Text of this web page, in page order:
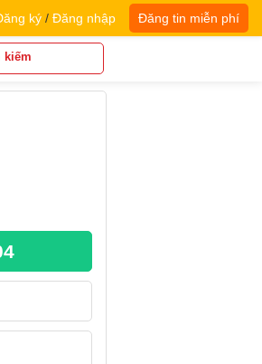
ký / Đăng nhập Đăng tin miễn phí
kiếm